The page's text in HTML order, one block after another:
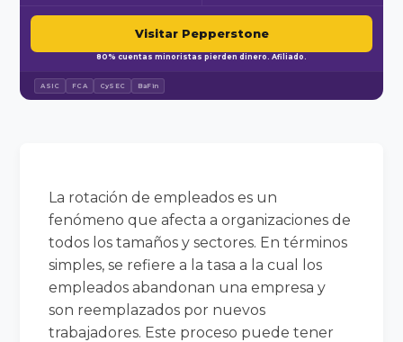
Visitar Pepperstone
80% cuentas minoristas pierden dinero. Afiliado.
ASIC FCA CySEC BaFin
La rotación de empleados es un
fenómeno que afecta a organizaciones de
todos los tamaños y sectores. En términos
simples, se refiere a la tasa a la cual los
empleados abandonan una empresa y
son reemplazados por nuevos
trabajadores. Este proceso puede tener